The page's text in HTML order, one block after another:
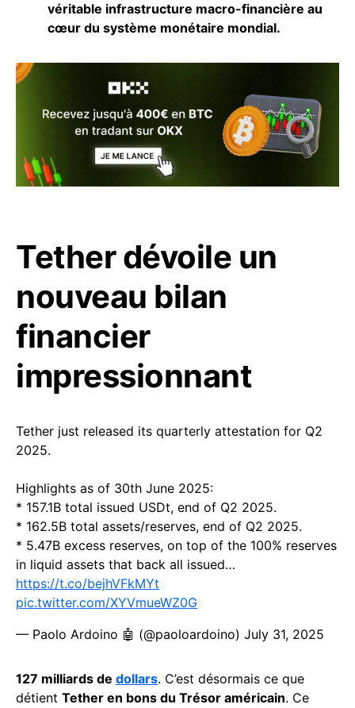
véritable infrastructure macro-financière au
cœur du système monétaire mondial.
Tether dévoile un
nouveau bilan
financier
impressionnant
Tether just released its quarterly attestation for Q2
2025.
Highlights as of 30th June 2025:
* 157.1B total issued USDt, end of Q2 2025.
* 162.5B total assets/reserves, end of Q2 2025.
* 5.47B excess reserves, on top of the 100% reserves
in liquid assets that back all issued…
https://t.co/bejhVFkMYt
pic.twitter.com/XYVmueWZ0G
— Paolo Ardoino 🤖 (@paoloardoino) July 31, 2025
127 milliards de dollars. C’est désormais ce que
détient Tether en bons du Trésor américain. Ce